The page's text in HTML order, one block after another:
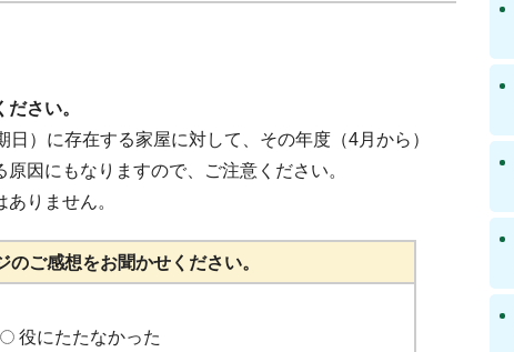
さい。
）に存在する家屋に対して、その年度（4月から）
因にもなりますので、ご注意ください。
りません。
ご感想をお聞かせください。
役にたたなかった